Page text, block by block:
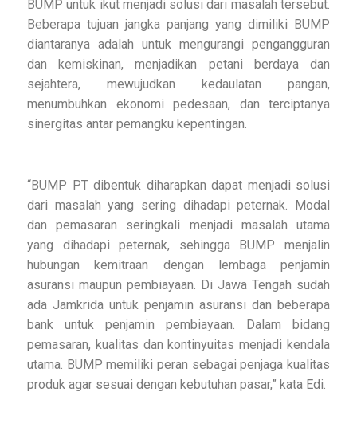
BUMP untuk ikut menjadi solusi dari masalah tersebut.
Beberapa tujuan jangka panjang yang dimiliki BUMP
diantaranya adalah untuk mengurangi pengangguran
dan kemiskinan, menjadikan petani berdaya dan
sejahtera, mewujudkan kedaulatan pangan,
menumbuhkan ekonomi pedesaan, dan terciptanya
sinergitas antar pemangku kepentingan.
“BUMP PT dibentuk diharapkan dapat menjadi solusi
dari masalah yang sering dihadapi peternak. Modal
dan pemasaran seringkali menjadi masalah utama
yang dihadapi peternak, sehingga BUMP menjalin
hubungan kemitraan dengan lembaga penjamin
asuransi maupun pembiayaan. Di Jawa Tengah sudah
ada Jamkrida untuk penjamin asuransi dan beberapa
bank untuk penjamin pembiayaan. Dalam bidang
pemasaran, kualitas dan kontinyuitas menjadi kendala
utama. BUMP memiliki peran sebagai penjaga kualitas
produk agar sesuai dengan kebutuhan pasar,” kata Edi.